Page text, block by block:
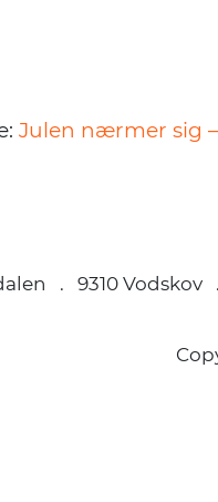
Julen nærmer sig
. 9310